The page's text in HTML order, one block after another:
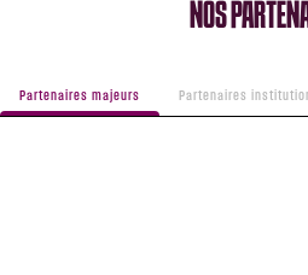
NOS
Partenaires majeurs Partenaires